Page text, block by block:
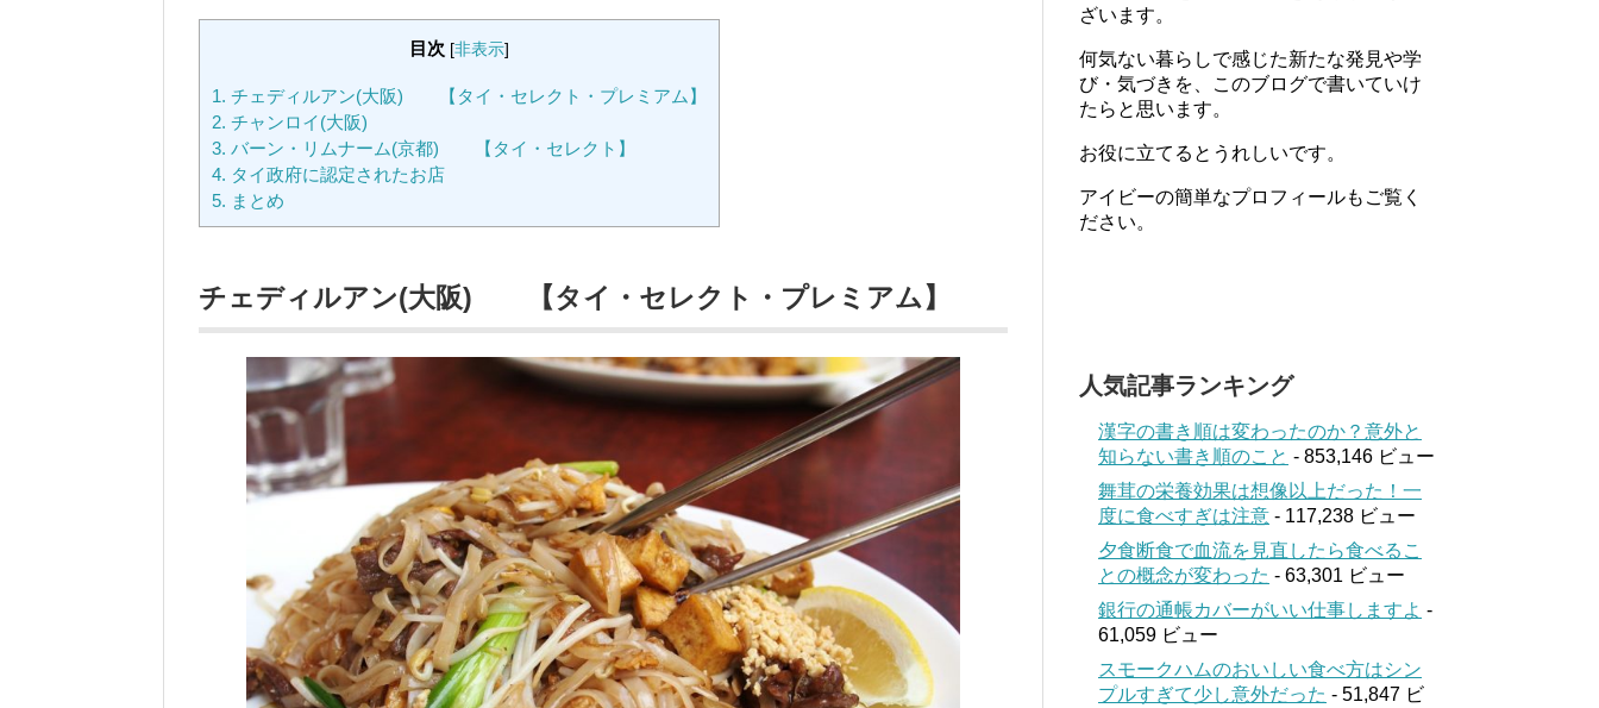
目次 [非表示]
1. チェディルアン(大阪) 【タイ・セレクト・プレミアム】
2. チャンロイ(大阪)
3. バーン・リムナーム(京都) 【タイ・セレクト】
4. タイ政府に認定されたお店
5. まとめ
チェディルアン(大阪) 【タイ・セレクト・プレミアム】
ざいます。
何気ない暮らしで感じた新たな発見や学
び・気づきを、このブログで書いていけ
たらと思います。
お役に立てるとうれしいです。
アイビーの簡単なプロフィールもご覧く
ださい。
人気記事ランキング
漢字の書き順は変わったのか？意外と
知らない書き順のこと - 853,146 ビュー
舞茸の栄養効果は想像以上だった！一
度に食べすぎは注意 - 117,238 ビュー
夕食断食で血流を見直したら食べるこ
との概念が変わった - 63,301 ビュー
銀行の通帳カバーがいい仕事しますよ -
61,059 ビュー
スモークハムのおいしい食べ方はシン
プルすぎて少し意外だった - 51,847 ビ